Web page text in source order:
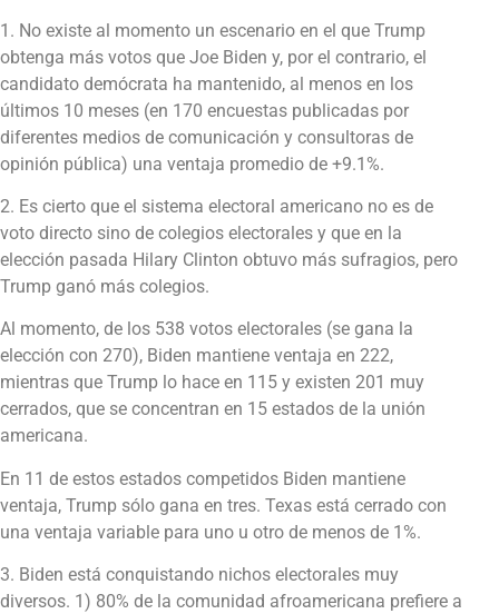
1. No existe al momento un escenario en el que Trump
obtenga más votos que Joe Biden y, por el contrario, el
candidato demócrata ha mantenido, al menos en los
últimos 10 meses (en 170 encuestas publicadas por
diferentes medios de comunicación y consultoras de
opinión pública) una ventaja promedio de +9.1%.
2. Es cierto que el sistema electoral americano no es de
voto directo sino de colegios electorales y que en la
elección pasada Hilary Clinton obtuvo más sufragios, pero
Trump ganó más colegios.
Al momento, de los 538 votos electorales (se gana la
elección con 270), Biden mantiene ventaja en 222,
mientras que Trump lo hace en 115 y existen 201 muy
cerrados, que se concentran en 15 estados de la unión
americana.
En 11 de estos estados competidos Biden mantiene
ventaja, Trump sólo gana en tres. Texas está cerrado con
una ventaja variable para uno u otro de menos de 1%.
3. Biden está conquistando nichos electorales muy
diversos. 1) 80% de la comunidad afroamericana prefiere a